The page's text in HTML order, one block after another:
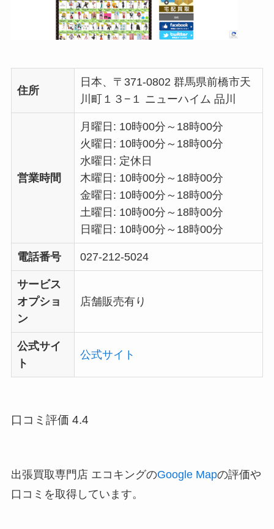
住所
日本、〒371-0802 群馬県前橋市天
川町１３−１ ニューハイム 品川
営業時間
月曜日: 10時00分～18時00分
火曜日: 10時00分～18時00分
水曜日: 定休日
木曜日: 10時00分～18時00分
金曜日: 10時00分～18時00分
土曜日: 10時00分～18時00分
日曜日: 10時00分～18時00分
電話番号 027-212-5024
サービス
オプショ
ン
店舗販売有り
公式サイ
ト
公式サイト
口コミ評価 4.4
出張買取専門店 エコキングのGoogle Mapの評価や
口コミを取得しています。